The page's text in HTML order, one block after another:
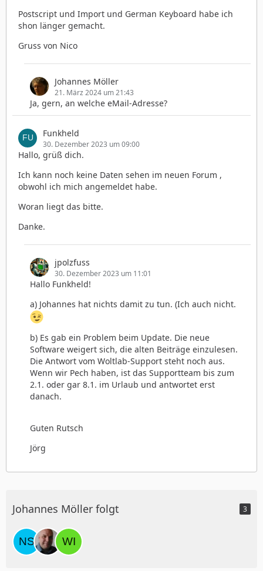
Postscript und Import und German Keyboard habe ich
shon länger gemacht.
Gruss von Nico
Johannes Möller
21. März 2024 um 21:43
Ja, gern, an welche eMail-Adresse?
Funkheld
30. Dezember 2023 um 09:00
Hallo, grüß dich.
Ich kann noch keine Daten sehen im neuen Forum ,
obwohl ich mich angemeldet habe.
Woran liegt das bitte.
Danke.
jpolzfuss
30. Dezember 2023 um 11:01
Hallo Funkheld!
a) Johannes hat nichts damit zu tun. (Ich auch nicht.
b) Es gab ein Problem beim Update. Die neue
Software weigert sich, die alten Beiträge einzulesen.
Die Antwort vom Woltlab-Support steht noch aus.
Wenn wir Pech haben, ist das Supportteam bis zum
2.1. oder gar 8.1. im Urlaub und antwortet erst
danach.
Guten Rutsch
Jörg
Johannes Möller folgt 3